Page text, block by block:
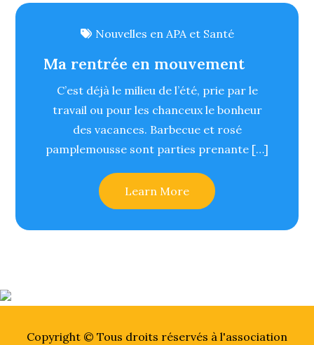
Nouvelles en APA et Santé
Ma rentrée en mouvement
C’est déjà le milieu de l’été, prie par le
travail ou pour les chanceux le bonheur
des vacances. Barbecue et rosé
pamplemousse sont parties prenante […]
Learn More
Copyright © Tous droits réservés à l'association